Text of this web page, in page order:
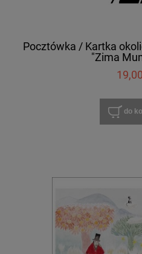
Pocztówka / Kartka
"Zima
do